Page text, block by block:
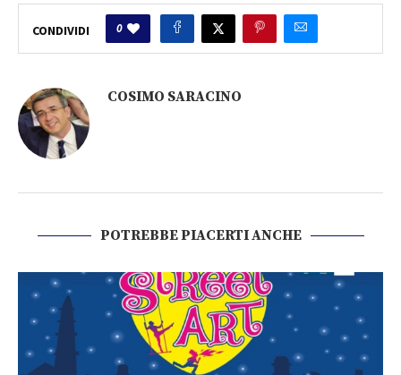
CONDIVIDI 0
COSIMO SARACINO
POTREBBE PIACERTI ANCHE